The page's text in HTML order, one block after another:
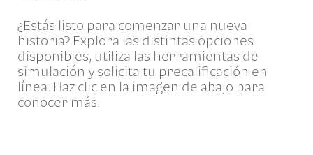
¿Estás listo para comenzar una nueva
historia? Explora las distintas opciones
disponibles, utiliza las herramientas de
simulación y solicita tu precalificación en
línea. Haz clic en la imagen de abajo para
conocer más.